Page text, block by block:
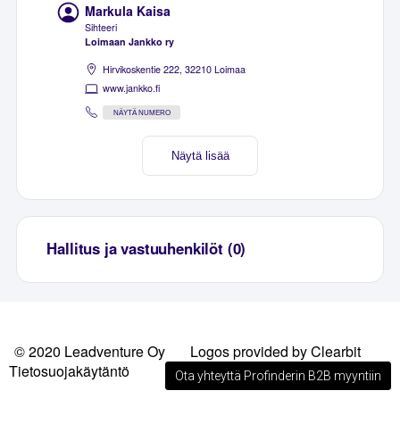
Markula Kaisa
Sihteeri
Loimaan Jankko ry
Hirvikoskentie 222, 32210 Loimaa
www.jankko.fi
NÄYTÄ NUMERO
Näytä lisää
Hallitus ja vastuuhenkilöt (0)
© 2020 Leadventure Oy
Logos provided by Clearbit
Tietosuojakäytäntö
Ota yhteyttä Profinderin B2B myyntiin